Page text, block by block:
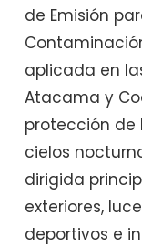
de Emisión
aplicada en
Atacama y
protección de
cielos
dirigida
exteriores,
deportivos e